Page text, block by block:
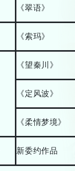
《翠语》
《索玛》
《望秦川》
《定风波》
《柔情梦境》
新委约作品